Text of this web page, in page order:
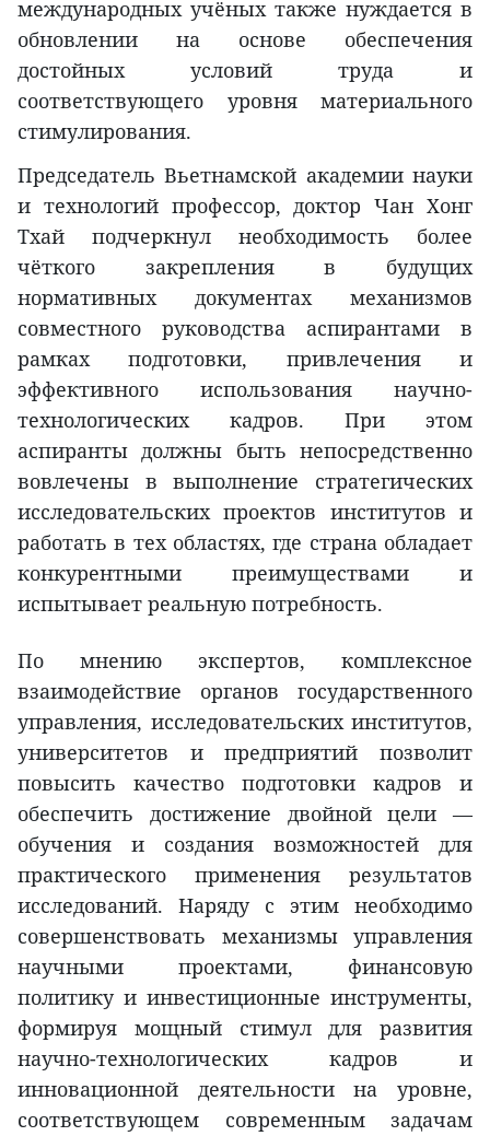
международных учёных также нуждается в
обновлении на основе обеспечения
достойных условий труда и
соответствующего уровня материального
стимулирования.
Председатель Вьетнамской академии науки
и технологий профессор, доктор Чан Хонг
Тхай подчеркнул необходимость более
чёткого закрепления в будущих
нормативных документах механизмов
совместного руководства аспирантами в
рамках подготовки, привлечения и
эффективного использования научно-
технологических кадров. При этом
аспиранты должны быть непосредственно
вовлечены в выполнение стратегических
исследовательских проектов институтов и
работать в тех областях, где страна обладает
конкурентными преимуществами и
испытывает реальную потребность.
По мнению экспертов, комплексное
взаимодействие органов государственного
управления, исследовательских институтов,
университетов и предприятий позволит
повысить качество подготовки кадров и
обеспечить достижение двойной цели —
обучения и создания возможностей для
практического применения результатов
исследований. Наряду с этим необходимо
совершенствовать механизмы управления
научными проектами, финансовую
политику и инвестиционные инструменты,
формируя мощный стимул для развития
научно-технологических кадров и
инновационной деятельности на уровне,
соответствующем современным задачам